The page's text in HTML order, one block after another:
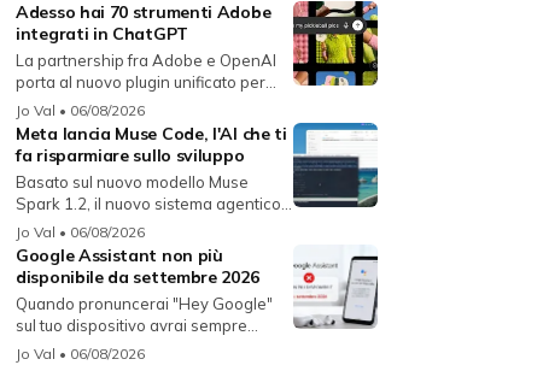
Adesso hai 70 strumenti Adobe
integrati in ChatGPT
La partnership fra Adobe e OpenAI
porta al nuovo plugin unificato per...
Jo Val • 06/08/2026
Meta lancia Muse Code, l'AI che ti
fa risparmiare sullo sviluppo
Basato sul nuovo modello Muse
Spark 1.2, il nuovo sistema agentico
fun...
Jo Val • 06/08/2026
Google Assistant non più
disponibile da settembre 2026
Quando pronuncerai "Hey Google"
sul tuo dispositivo avrai sempre
Gemin...
Jo Val • 06/08/2026